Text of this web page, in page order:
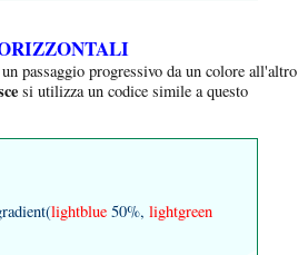
passaggio progressivo da un colore all'altro
si utilizza un codice simile a questo
lightblue 50%, lightgreen